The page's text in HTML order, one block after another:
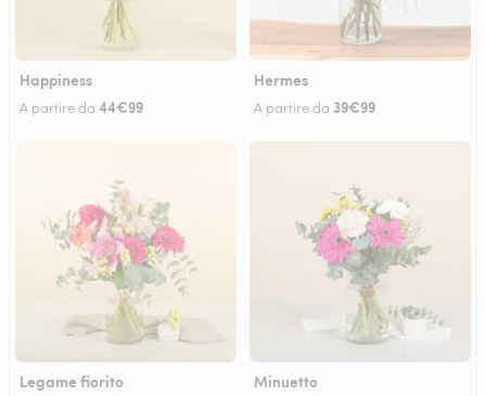
Happiness
A partire da 44€99
Hermes
A partire da 39€99
Legame fiorito Minuetto